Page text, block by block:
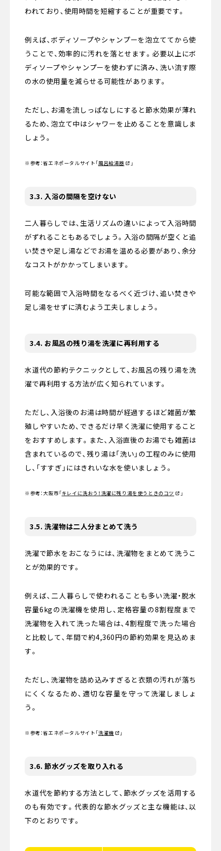
われており、使用時間を短縮することが重要です。
例えば、ボディソープやシャンプーを泡立ててから使
うことで、効率的に汚れを落とせます。必要以上にボ
ディソープやシャンプーを使わずに済み、洗い流す際
の水の使用量を減らせる可能性があります。
ただし、お湯を流しっぱなしにすると節水効果が薄れ
るため、泡立て中はシャワーを止めることを意識しま
しょう。
※参考：省エネポータルサイト 「風呂給湯器 」
3.3. 入浴の間隔を空けない
二人暮らしでは、生活リズムの違いによって入浴時間
がずれることもあるでしょう。入浴の間隔が空くと追
い焚きや足し湯などでお湯を温める必要があり、余分
なコストがかかってしまいます。
可能な範囲で入浴時間をなるべく近づけ、追い焚きや
足し湯をせずに済むよう工夫しましょう。
3.4. お風呂の残り湯を洗濯に再利用する
水道代の節約テクニックとして、お風呂の残り湯を洗
濯で再利用する方法が広く知られています。
ただし、入浴後のお湯は時間が経過するほど雑菌が繁
殖しやすいため、できるだけ早く洗濯に使用すること
をおすすめします。また、入浴直後のお湯でも雑菌は
含まれているので、残り湯は「洗い」の工程のみに使用
し、「すすぎ」にはきれいな水を使いましょう。
※参考：大阪市「キレイに洗おう！洗濯に残り湯を使うときのコツ 」
3.5. 洗濯物は二人分まとめて洗う
洗濯で節水をおこなうには、洗濯物をまとめて洗うこ
とが効果的です。
例えば、二人暮らしで使われることも多い洗濯・脱水
容量6kgの洗濯機を使用し、定格容量の8割程度まで
洗濯物を入れて洗った場合は、4割程度で洗った場合
と比較して、年間で約4,360円の節約効果を見込めま
す。
ただし、洗濯物を詰め込みすぎると衣類の汚れが落ち
にくくなるため、適切な容量を守って洗濯しましょ
う。
※参考：省エネポータルサイト 「洗濯機 」
3.6. 節水グッズを取り入れる
水道代を節約する方法として、節水グッズを活用する
のも有効です。代表的な節水グッズと主な機能は、以
下のとおりです。